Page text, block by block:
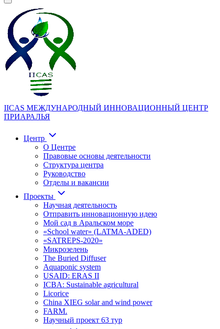
IICAS МЕЖДУНАРОДНЫЙ ИННОВАЦИОННЫЙ ЦЕНТР
ПРИАРАЛЬЯ
Центр
О Центре
Правовые основы деятельности
Структура центра
Руководство
Отделы и вакансии
Проекты
Научная деятельность
Отправить инновационную идею
Мой сад в Аральском море
«School water» (LATMA-ADED)
«SATREPS-2020»
Микрозелень
The Buried Diffuser
Aquaponic system
USAID: ERAS II
ICBA: Sustainable agricultural
Licorice
China XIEG solar and wind power
FARM.
Научный проект 63 тур